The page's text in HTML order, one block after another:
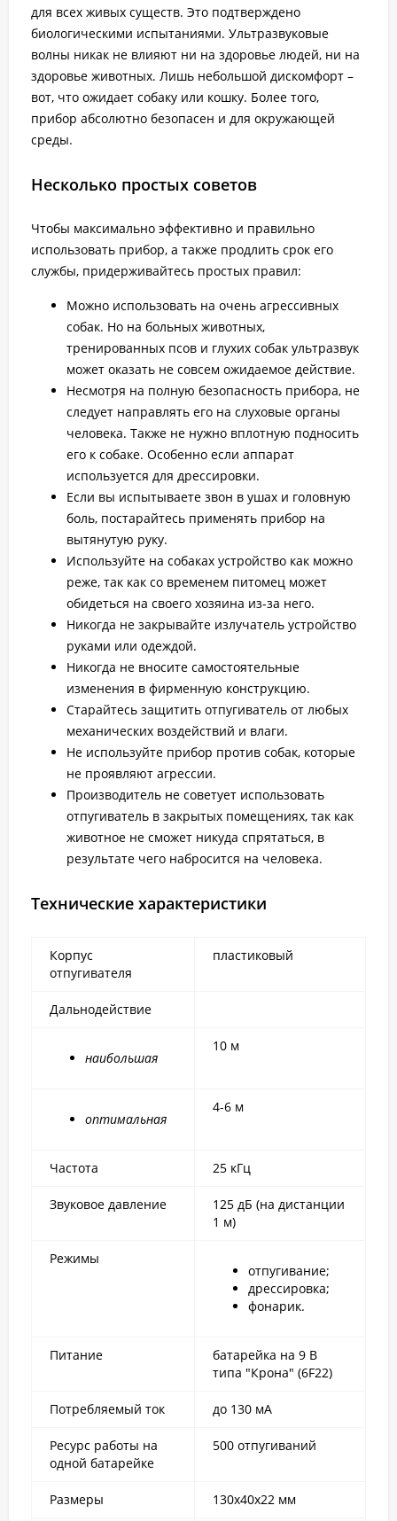
для всех живых существ. Это подтверждено
биологическими испытаниями. Ультразвуковые
волны никак не влияют ни на здоровье людей, ни на
здоровье животных. Лишь небольшой дискомфорт –
вот, что ожидает собаку или кошку. Более того,
прибор абсолютно безопасен и для окружающей
среды.
Несколько простых советов
Чтобы максимально эффективно и правильно
использовать прибор, а также продлить срок его
службы, придерживайтесь простых правил:
Можно использовать на очень агрессивных
собак. Но на больных животных,
тренированных псов и глухих собак ультразвук
может оказать не совсем ожидаемое действие.
Несмотря на полную безопасность прибора, не
следует направлять его на слуховые органы
человека. Также не нужно вплотную подносить
его к собаке. Особенно если аппарат
используется для дрессировки.
Если вы испытываете звон в ушах и головную
боль, постарайтесь применять прибор на
вытянутую руку.
Используйте на собаках устройство как можно
реже, так как со временем питомец может
обидеться на своего хозяина из-за него.
Никогда не закрывайте излучатель устройство
руками или одеждой.
Никогда не вносите самостоятельные
изменения в фирменную конструкцию.
Старайтесь защитить отпугиватель от любых
механических воздействий и влаги.
Не используйте прибор против собак, которые
не проявляют агрессии.
Производитель не советует использовать
отпугиватель в закрытых помещениях, так как
животное не сможет никуда спрятаться, в
результате чего набросится на человека.
Технические характеристики
Корпус
отпугивателя
пластиковый
Дальнодействие
наибольшая
10 м
оптимальная
4-6 м
Частота 25 кГц
Звуковое давление
125 дБ (на дистанции
1 м)
Режимы
отпугивание;
дрессировка;
фонарик.
Питание
батарейка на 9 В
типа "Крона" (6F22)
Потребляемый ток до 130 мА
Ресурс работы на
одной батарейке
500 отпугиваний
Размеры 130х40х22 мм